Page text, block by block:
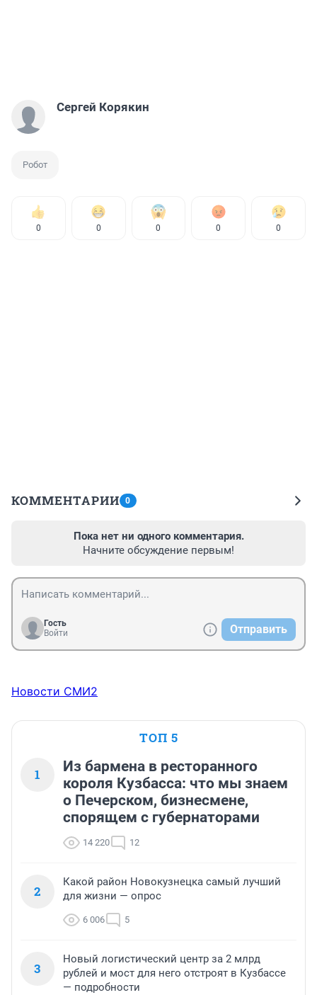
Сергей Корякин
Робот
0 0 0 0 0
КОММЕНТАРИИ 0
Пока нет ни одного комментария.
Начните обсуждение первым!
Гость
Войти
Отправить
Новости СМИ2
ТОП 5
1
Из бармена в ресторанного
короля Кузбасса: что мы знаем
о Печерском, бизнесмене,
спорящем с губернаторами
14 220 12
2
Какой район Новокузнецка самый лучший
для жизни — опрос
6 006 5
3
Новый логистический центр за 2 млрд
рублей и мост для него отстроят в Кузбассе
— подробности